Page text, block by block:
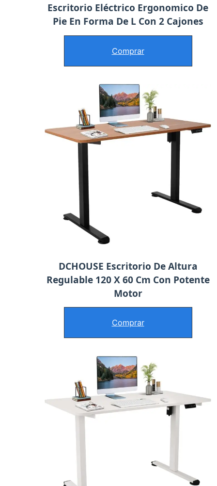
Escritorio Eléctrico Ergonomico De
Pie En Forma De L Con 2 Cajones
Comprar
DCHOUSE Escritorio De Altura
Regulable 120 X 60 Cm Con Potente
Motor
Comprar